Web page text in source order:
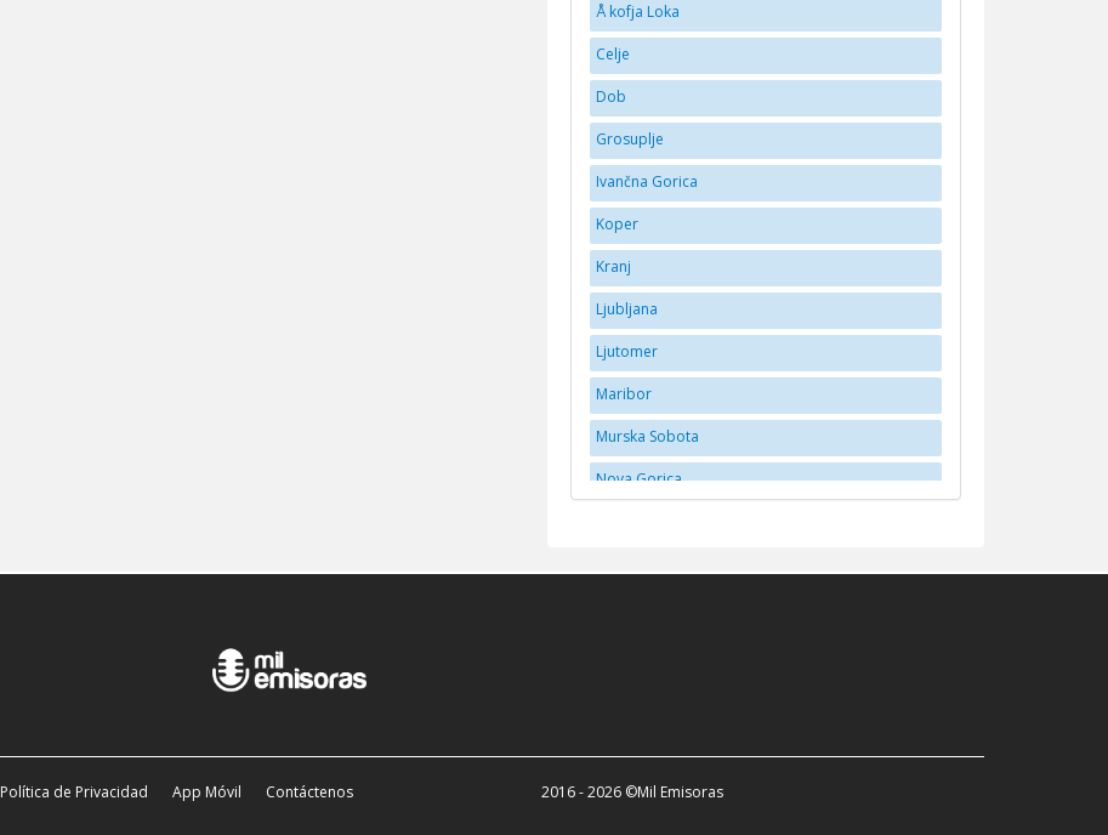
Å kofja Loka
Celje
Dob
Grosuplje
Ivančna Gorica
Koper
Kranj
Ljubljana
Ljutomer
Maribor
Murska Sobota
Nova Gorica
Política de Privacidad App Móvil Contáctenos 2016 - 2026 ©Mil Emisoras